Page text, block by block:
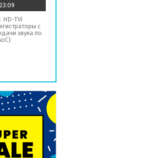
HD-TVi
с
звука по